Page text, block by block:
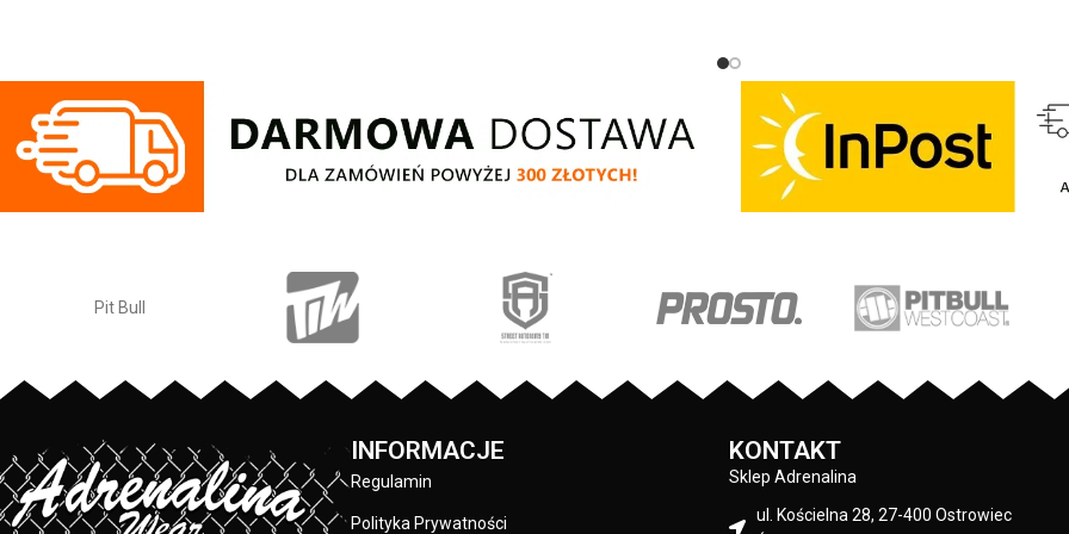
Regular Fit- regularny krój, nie krępuje
ruchów dzięki odpowiednio dobranym
materiałom.
Elastan- rozciągliwa dzianina, zapewnia
- nogawki w spodniach zostały
zakończone dopasowanym ściągaczem.
- wyprodukowano w
Czapka zimowa z najnowszej kolekcji
firmyPIT BULLWEST COAST– Bubble
Small Logo - wysokiej jakości gruba i
miękka dzianina z domieszką wełny owcy
merynosowej - podszyta miękkim
kształtów głowy - duża prostokątna
żakardowa naszywka z logo marki - skład
wełna akrylowa / 20% nylon / 50%
INFORMACJE
Regulamin
Polityka Prywatności
KONTAKT
Sklep Adrenalina
ul. Kościelna 28, 27-400 Ostrowiec